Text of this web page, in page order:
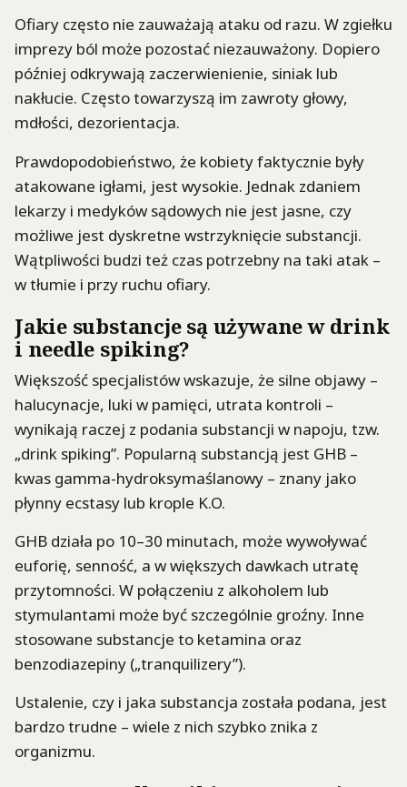
Ofiary często nie zauważają ataku od razu. W zgiełku
imprezy ból może pozostać niezauważony. Dopiero
później odkrywają zaczerwienienie, siniak lub
nakłucie. Często towarzyszą im zawroty głowy,
mdłości, dezorientacja.
Prawdopodobieństwo, że kobiety faktycznie były
atakowane igłami, jest wysokie. Jednak zdaniem
lekarzy i medyków sądowych nie jest jasne, czy
możliwe jest dyskretne wstrzyknięcie substancji.
Wątpliwości budzi też czas potrzebny na taki atak –
w tłumie i przy ruchu ofiary.
Jakie substancje są używane w drink
i needle spiking?
Większość specjalistów wskazuje, że silne objawy –
halucynacje, luki w pamięci, utrata kontroli –
wynikają raczej z podania substancji w napoju, tzw.
„drink spiking”. Popularną substancją jest GHB –
kwas gamma-hydroksymaślanowy – znany jako
płynny ecstasy lub krople K.O.
GHB działa po 10–30 minutach, może wywoływać
euforię, senność, a w większych dawkach utratę
przytomności. W połączeniu z alkoholem lub
stymulantami może być szczególnie groźny. Inne
stosowane substancje to ketamina oraz
benzodiazepiny („tranquilizery”).
Ustalenie, czy i jaka substancja została podana, jest
bardzo trudne – wiele z nich szybko znika z
organizmu.